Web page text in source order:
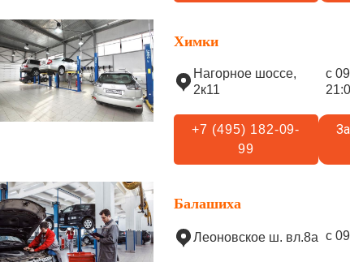
Химки
Нагорное шоссе,
2к11
с
+7 (495) 182-09-
99
Балашиха
Леоновское ш. вл.8а с